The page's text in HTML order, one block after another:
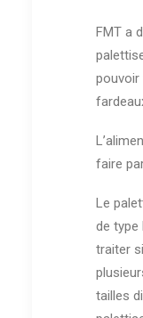
FMT a
pouvoir
faire
Le
de type
traiter
tailles